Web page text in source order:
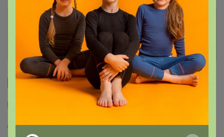
Условия участия
Ключевые даты
Cтраничка организатора
Другие СП организатора Классика
Пристрой организатора Классика